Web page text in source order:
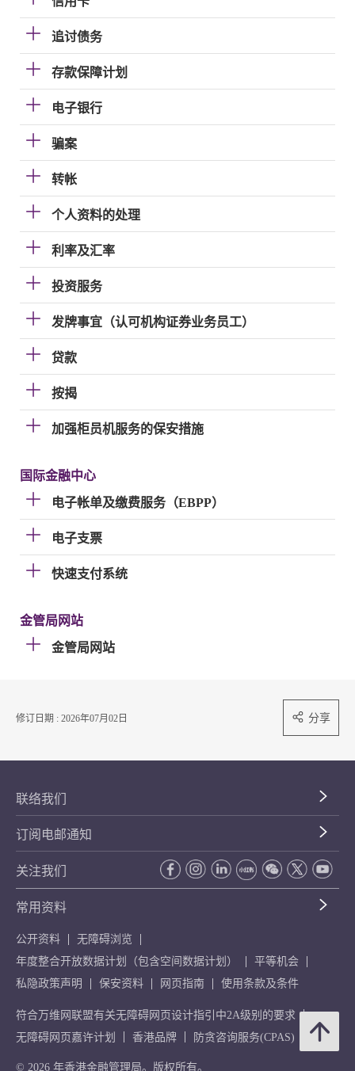
追讨债务
存款保障计划
电子银行
骗案
转帐
个人资料的处理
利率及汇率
投资服务
发牌事宜（认可机构证券业务员工）
贷款
按揭
加强柜员机服务的保安措施
国际金融中心
电子帐单及缴费服务（EBPP）
电子支票
快速支付系统
金管局网站
金管局网站
修订日期 : 2026年07月02日 分享
联络我们
订阅电邮通知
关注我们
常用资料
公开资料
无障碍浏览
年度整合开放数据计划（包含空间数据计划）
平等机会
私隐政策声明
保安资料 网页指南 使用条款及条件
符合万维网联盟有关无障碍网页设计指引中2A级别的要求
无障碍网页嘉许计划
香港品牌 防贪咨询服务(CPAS)
© 2026 年香港金融管理局。版权所有。